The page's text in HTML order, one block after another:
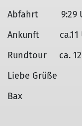
Abfahrt 9:29
Ankunft ca.11
Rundtour ca. 12
Liebe Grüße
Bax